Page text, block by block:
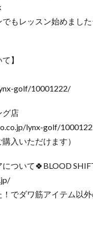
もレッスン始めました
】
golf/10001222/
グ店
lynx-golf/
入いただけます）
ついて🍀BLOOD
！でダワ筋アイテム以